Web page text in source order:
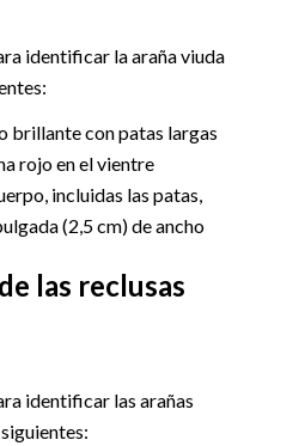
identificar la araña viuda
brillante con patas largas
rojo en el vientre
incluidas las patas,
(2,5 cm) de ancho
las reclusas
identificar las arañas